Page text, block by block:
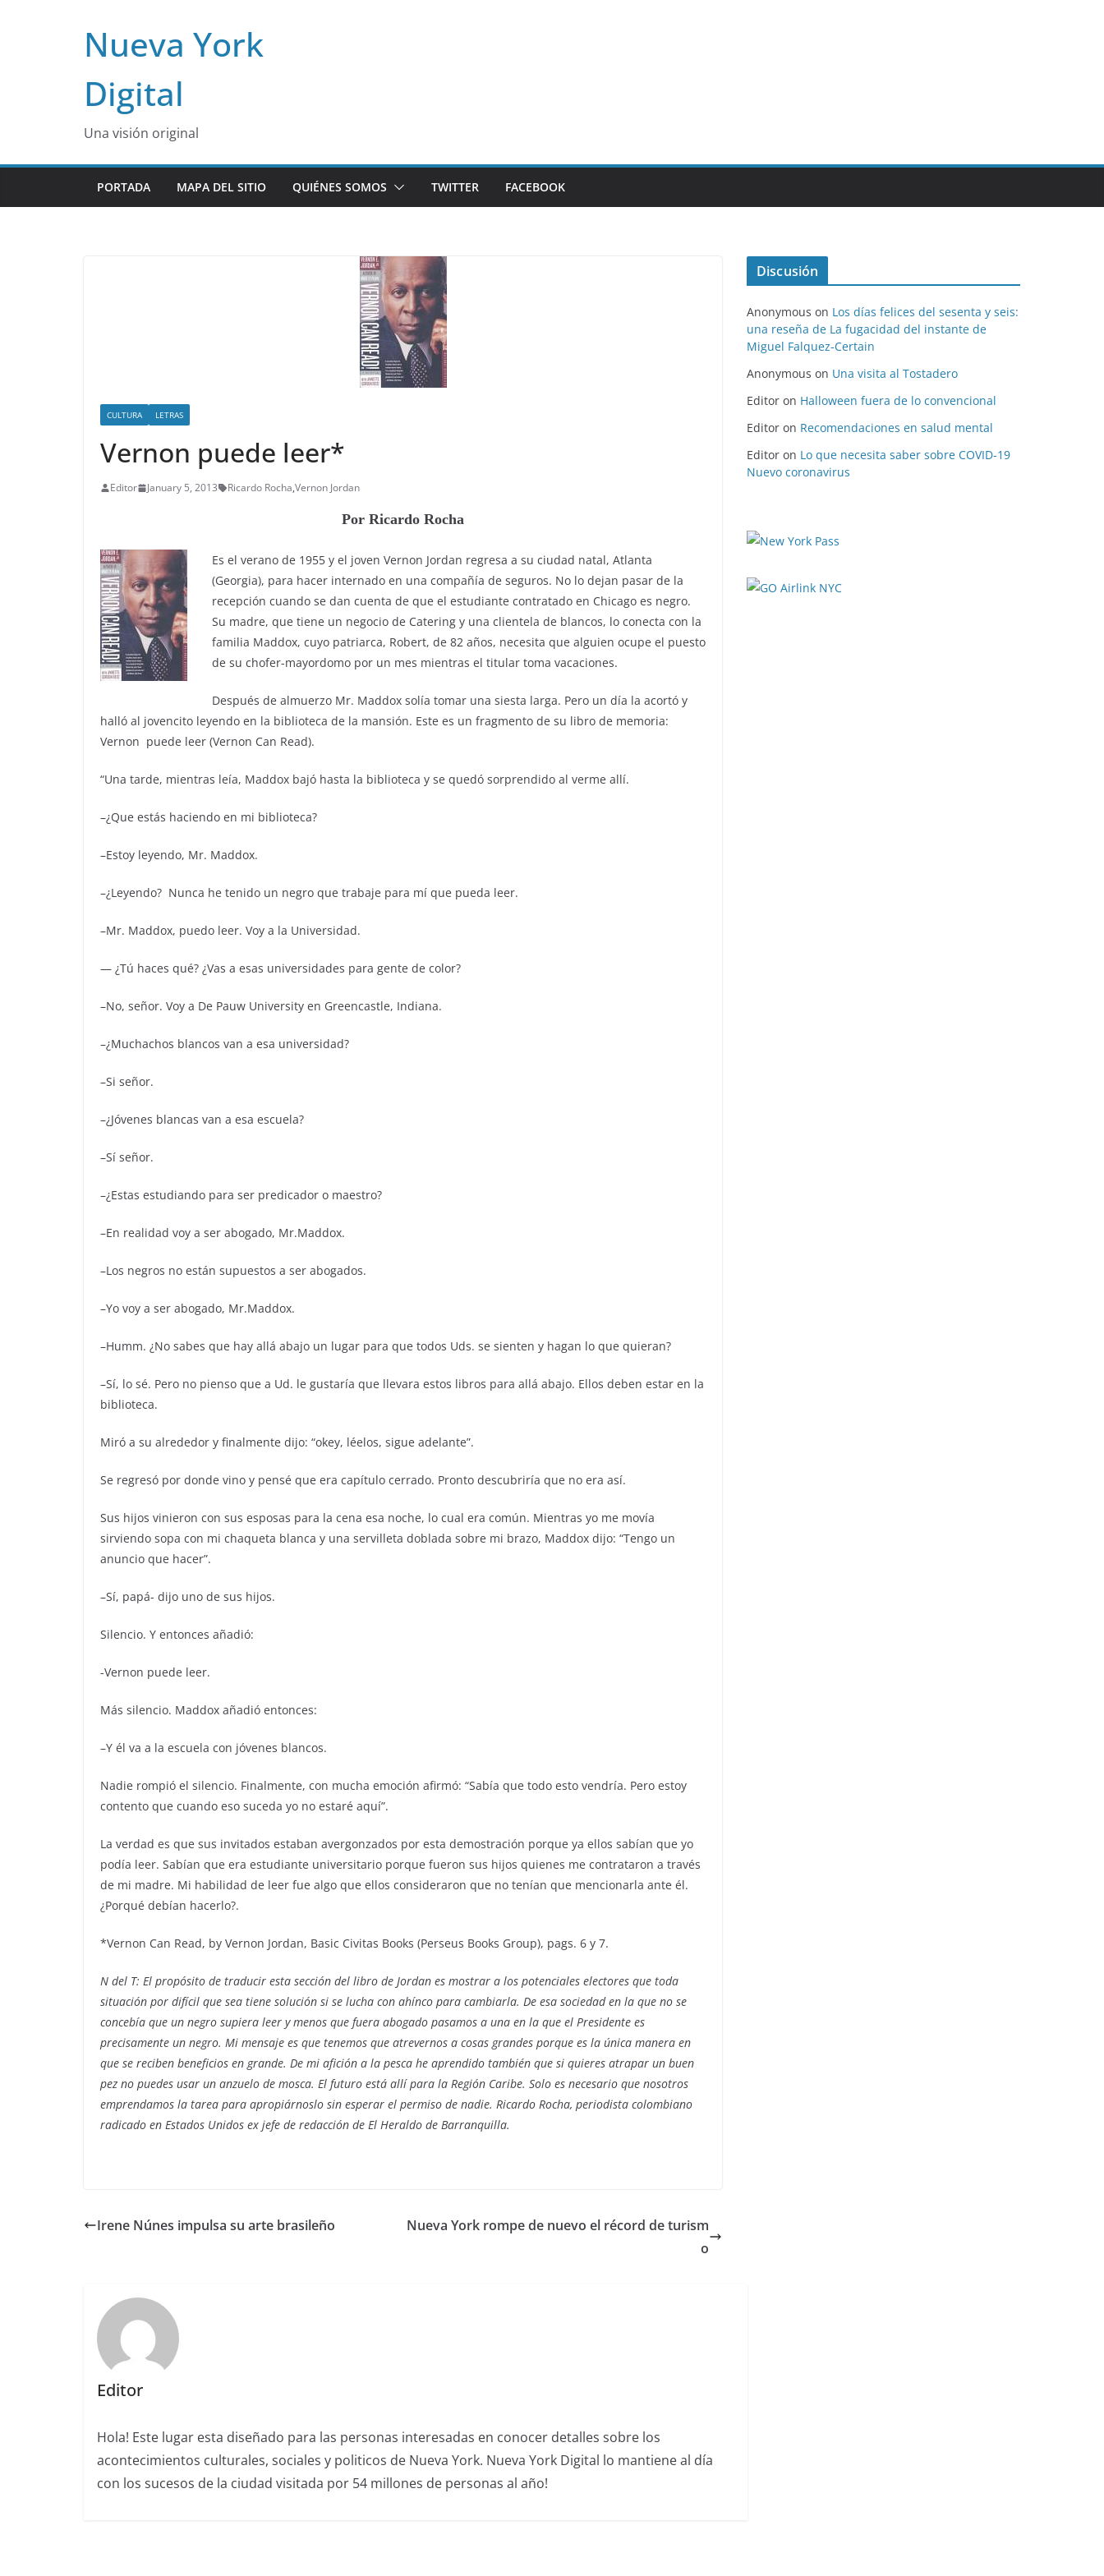
Nueva York
Digital
Una visión original
PORTADA MAPA DEL SITIO QUIÉNES SOMOS TWITTER FACEBOOK
CULTURA LETRAS
Vernon puede leer*
Editor January 5, 2013 Ricardo Rocha,Vernon Jordan
Por Ricardo Rocha
Es el verano de 1955 y el joven Vernon Jordan regresa a su ciudad natal, Atlanta
(Georgia), para hacer internado en una compañía de seguros. No lo dejan pasar de la
recepción cuando se dan cuenta de que el estudiante contratado en Chicago es negro.
Su madre, que tiene un negocio de Catering y una clientela de blancos, lo conecta con la
familia Maddox, cuyo patriarca, Robert, de 82 años, necesita que alguien ocupe el puesto
de su chofer-mayordomo por un mes mientras el titular toma vacaciones.
Después de almuerzo Mr. Maddox solía tomar una siesta larga. Pero un día la acortó y
halló al jovencito leyendo en la biblioteca de la mansión. Este es un fragmento de su libro de memoria:
Vernon puede leer (Vernon Can Read).
“Una tarde, mientras leía, Maddox bajó hasta la biblioteca y se quedó sorprendido al verme allí.
–¿Que estás haciendo en mi biblioteca?
–Estoy leyendo, Mr. Maddox.
–¿Leyendo? Nunca he tenido un negro que trabaje para mí que pueda leer.
–Mr. Maddox, puedo leer. Voy a la Universidad.
— ¿Tú haces qué? ¿Vas a esas universidades para gente de color?
–No, señor. Voy a De Pauw University en Greencastle, Indiana.
–¿Muchachos blancos van a esa universidad?
–Si señor.
–¿Jóvenes blancas van a esa escuela?
–Sí señor.
–¿Estas estudiando para ser predicador o maestro?
–En realidad voy a ser abogado, Mr.Maddox.
–Los negros no están supuestos a ser abogados.
–Yo voy a ser abogado, Mr.Maddox.
–Humm. ¿No sabes que hay allá abajo un lugar para que todos Uds. se sienten y hagan lo que quieran?
–Sí, lo sé. Pero no pienso que a Ud. le gustaría que llevara estos libros para allá abajo. Ellos deben estar en la
biblioteca.
Miró a su alrededor y finalmente dijo: “okey, léelos, sigue adelante”.
Se regresó por donde vino y pensé que era capítulo cerrado. Pronto descubriría que no era así.
Sus hijos vinieron con sus esposas para la cena esa noche, lo cual era común. Mientras yo me movía
sirviendo sopa con mi chaqueta blanca y una servilleta doblada sobre mi brazo, Maddox dijo: “Tengo un
anuncio que hacer”.
–Sí, papá- dijo uno de sus hijos.
Silencio. Y entonces añadió:
-Vernon puede leer.
Más silencio. Maddox añadió entonces:
–Y él va a la escuela con jóvenes blancos.
Nadie rompió el silencio. Finalmente, con mucha emoción afirmó: “Sabía que todo esto vendría. Pero estoy
contento que cuando eso suceda yo no estaré aquí”.
La verdad es que sus invitados estaban avergonzados por esta demostración porque ya ellos sabían que yo
podía leer. Sabían que era estudiante universitario porque fueron sus hijos quienes me contrataron a través
de mi madre. Mi habilidad de leer fue algo que ellos consideraron que no tenían que mencionarla ante él.
¿Porqué debían hacerlo?.
*Vernon Can Read, by Vernon Jordan, Basic Civitas Books (Perseus Books Group), pags. 6 y 7.
N del T: El propósito de traducir esta sección del libro de Jordan es mostrar a los potenciales electores que toda
situación por difícil que sea tiene solución si se lucha con ahínco para cambiarla. De esa sociedad en la que no se
concebía que un negro supiera leer y menos que fuera abogado pasamos a una en la que el Presidente es
precisamente un negro. Mi mensaje es que tenemos que atrevernos a cosas grandes porque es la única manera en
que se reciben beneficios en grande. De mi afición a la pesca he aprendido también que si quieres atrapar un buen
pez no puedes usar un anzuelo de mosca. El futuro está allí para la Región Caribe. Solo es necesario que nosotros
emprendamos la tarea para apropiárnoslo sin esperar el permiso de nadie. Ricardo Rocha, periodista colombiano
radicado en Estados Unidos ex jefe de redacción de El Heraldo de Barranquilla.
Irene Núnes impulsa su arte brasileño
Nueva York rompe de nuevo el récord de turism
o
Editor
Hola! Este lugar esta diseñado para las personas interesadas en conocer detalles sobre los
acontecimientos culturales, sociales y politicos de Nueva York. Nueva York Digital lo mantiene al día
con los sucesos de la ciudad visitada por 54 millones de personas al año!
Discusión
Anonymous on Los días felices del sesenta y seis:
una reseña de La fugacidad del instante de
Miguel Falquez-Certain
Anonymous on Una visita al Tostadero
Editor on Halloween fuera de lo convencional
Editor on Recomendaciones en salud mental
Editor on Lo que necesita saber sobre COVID-19
Nuevo coronavirus